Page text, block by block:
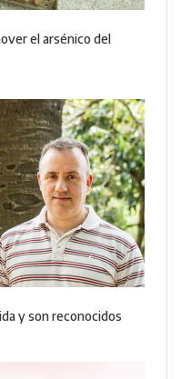
el arsénico del
y son reconocidos